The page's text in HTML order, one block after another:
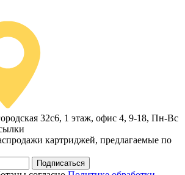
32с6, 1 этаж, офис 4, 9-18, Пн-Вс
картриджей, предлагаемые по
Подписаться